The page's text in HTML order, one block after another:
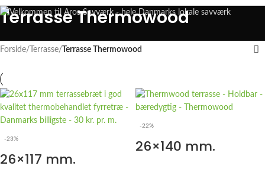
Terrasse Thermowood
Forside/ Terrasse/ Terrasse Thermowood
-23%
26×117 mm.
-22%
26×140 mm.